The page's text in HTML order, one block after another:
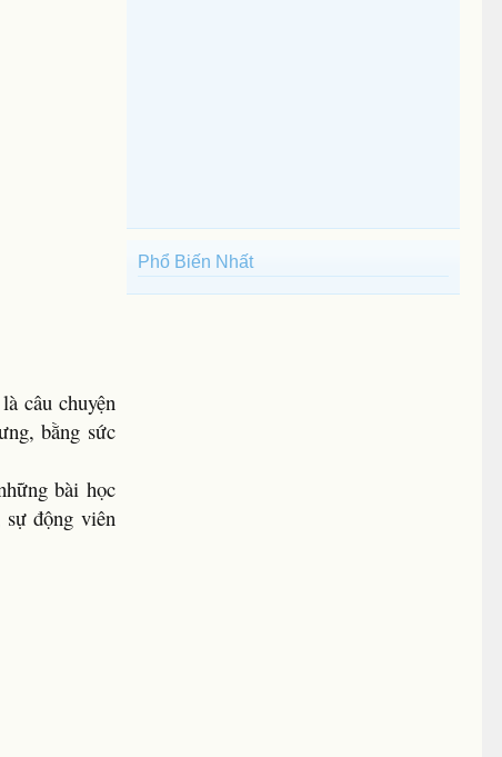
câu chuyện
bằng sức
bài học
động viên
Phổ Biến Nhất